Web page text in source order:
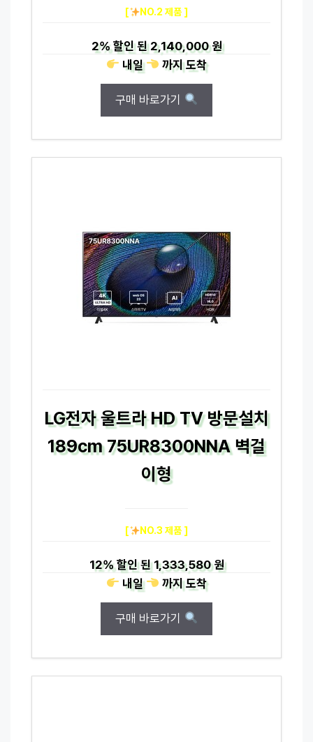
[ NO.2 제품 ]
2%할인 된2,140,000 원
내일
까지도착
구매 바로가기
LG전자 울트라 HD TV 방문설치
189cm 75UR8300NNA 벽걸
이형
[ NO.3 제품 ]
12%할인 된1,333,580 원
내일
까지도착
구매 바로가기